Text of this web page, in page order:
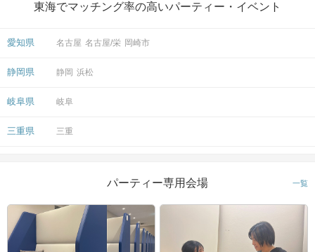
東海でマッチング率の高いパーティー・イベント
愛知県 名古屋 名古屋/栄 岡崎市
静岡県 静岡 浜松
岐阜県 岐阜
三重県 三重
パーティー専用会場 一覧